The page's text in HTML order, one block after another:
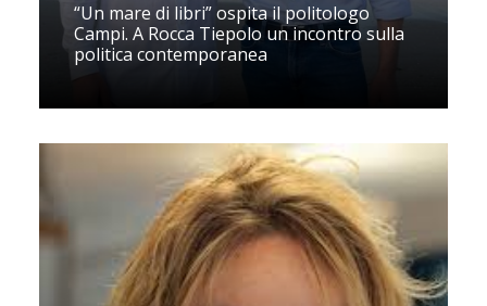
“Un mare di libri” ospita il politologo
Campi. A Rocca Tiepolo un incontro sulla
politica contemporanea